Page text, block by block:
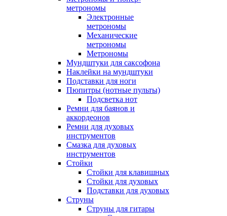
метрономы
Электронные
метрономы
Механические
метрономы
Метрономы
Мундштуки для саксофона
Наклейки на мундштуки
Подставки для ноги
Пюпитры (нотные пульты)
Подсветка нот
Ремни для баянов и
аккордеонов
Ремни для духовых
инструментов
Смазка для духовых
инструментов
Стойки
Стойки для клавишных
Стойки для духовых
Подставки для духовых
Струны
Струны для гитары